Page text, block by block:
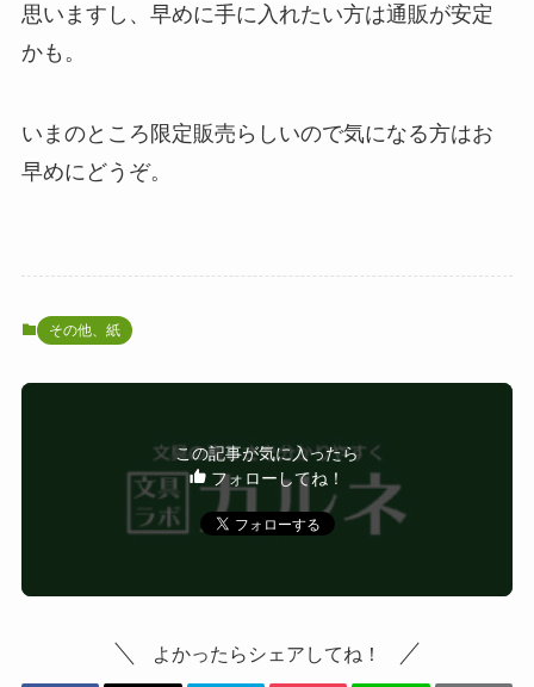
思いますし、早めに手に入れたい方は通販が安定
かも。
いまのところ限定販売らしいので気になる方はお
早めにどうぞ。
その他、紙
この記事が気に入ったら
フォローしてね！
よかったらシェアしてね！